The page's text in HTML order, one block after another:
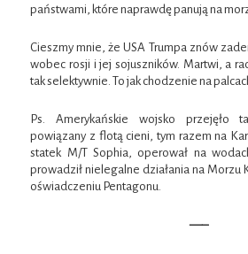
państwami, które naprawdę panują na
Cieszmy mnie, że USA Trumpa znów
wobec rosji i jej sojuszników. Martwi, a
tak selektywnie. To jak chodzenie na
Ps. Amerykańskie wojsko przejęło
powiązany z flotą cieni, tym razem na
statek M/T Sophia, operował na
prowadził nielegalne działania na Morzu
oświadczeniu Pentagonu.
—–